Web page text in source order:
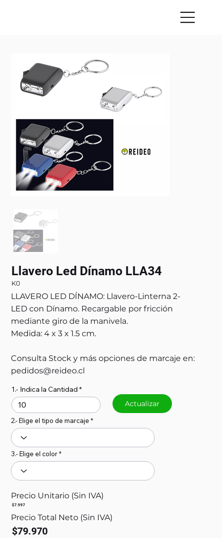
Llavero Led Dínamo LLA34
K0
LLAVERO LED DÍNAMO: Llavero-Linterna 2-
LED con Dínamo. Recargable por fricción
mediante giro de la manivela.
Medida: 4 x 3 x 1.5 cm.
Consulta Stock y más opciones de marcaje en:
pedidos@reideo.cl
1.- Indica la Cantidad
Actualizar
2.- Elige el tipo de marcaje
3.- Elige el color
Precio Unitario (Sin IVA)
$7.997
Precio Total Neto (Sin IVA)
$79.970